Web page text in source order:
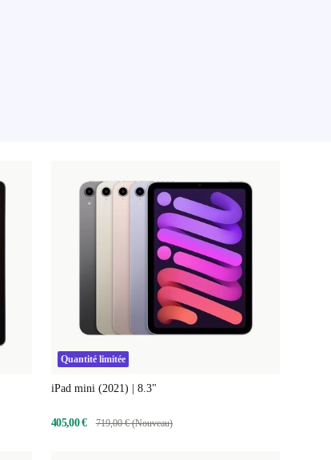
Quantité limitée
iPad mini (2021) | 8.3"
405,00 € 719,00 € (Nouveau)